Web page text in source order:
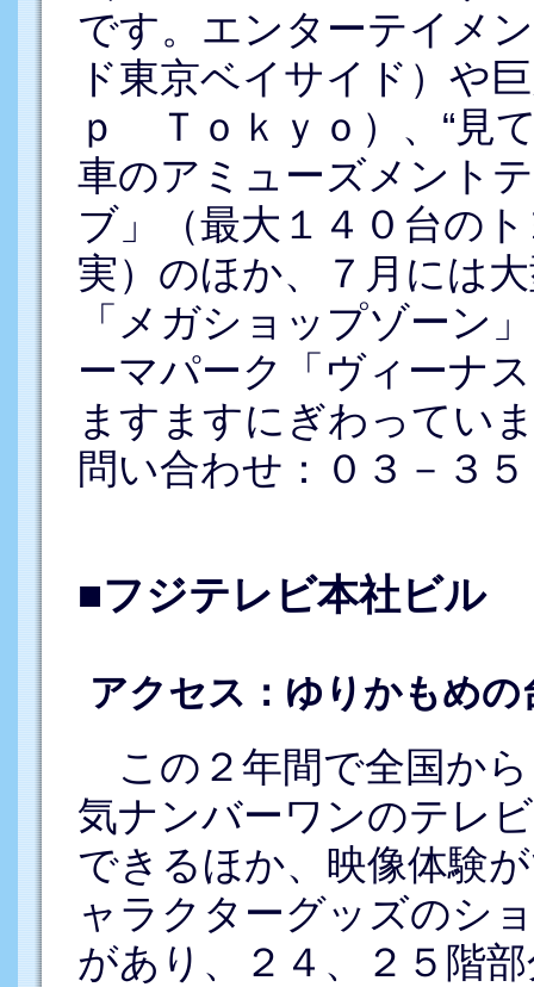
です。エンターテイメ
ド東京ベイサイド）や
ｐ Ｔｏｋｙｏ）、“見
車のアミューズメント
ブ」（最大１４０台の
実）のほか、７月には
「メガショップゾーン
ーマパーク「ヴィーナ
ますますにぎわってい
問い合わせ：０３－３
■フジテレビ本社ビル
アクセス：ゆりかもめ
この２年間で全国か
気ナンバーワンのテレ
できるほか、映像体験
ャラクターグッズのシ
があり、２４、２５階